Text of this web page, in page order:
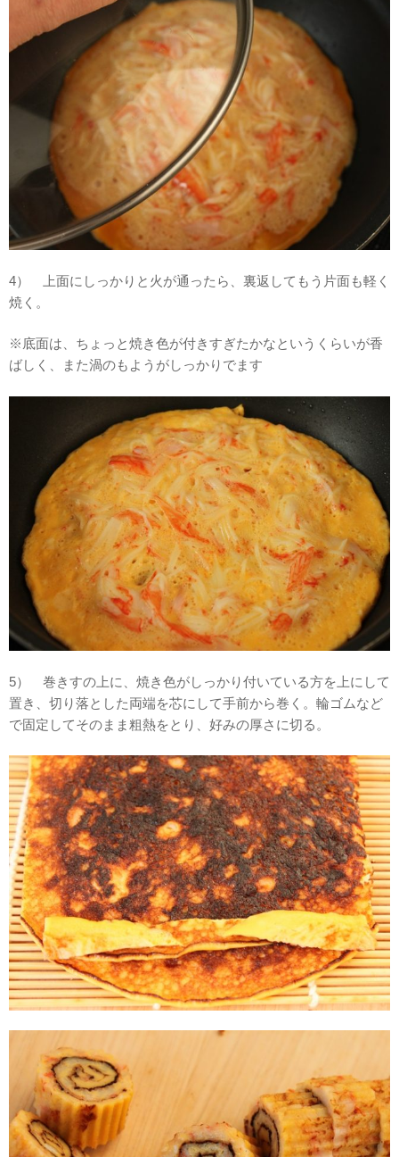
4） 上面にしっかりと火が通ったら、裏返してもう片面も軽く
焼く。
※底面は、ちょっと焼き色が付きすぎたかなというくらいが香
ばしく、また渦のもようがしっかりでます
5） 巻きすの上に、焼き色がしっかり付いている方を上にして
置き、切り落とした両端を芯にして手前から巻く。輪ゴムなど
で固定してそのまま粗熱をとり、好みの厚さに切る。